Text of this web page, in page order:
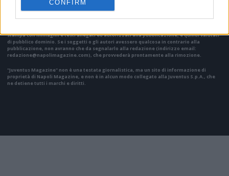
CONFIRM
stampa con immagini e testi allegati ed autorizzati alla pubblicazione, e quindi valutati
di pubblico dominio. Se i soggetti o gli autori avessero qualcosa in contrario alla
pubblicazione, non avranno che da segnalarlo alla redazione (indirizzo email:
redazione@napolimagazine.com), che provvederà prontamente alla rimozione.
"Juventus Magazine" non è una testata giornalistica, ma un sito di informazione di
proprietà di Napoli Magazine, e non è in alcun modo collegato alla Juventus S.p.A., che
ne detiene tutti i marchi e diritti.